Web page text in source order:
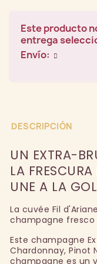
Este producto
entrega
Envío:
DESCRIPCIÓN
UN EXTRA-
LA
UNE A LA
La cuvée Fil
champagne fresco
Este champagne
Chardonnay, Pinot
champagne es un